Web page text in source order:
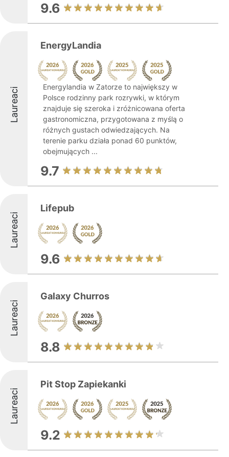
9.6
Laureaci
EnergyLandia
Energylandia w Zatorze to największy w
Polsce rodzinny park rozrywki, w którym
znajduje się szeroka i zróżnicowana oferta
gastronomiczna, przygotowana z myślą o
różnych gustach odwiedzających. Na
terenie parku działa ponad 60 punktów,
obejmujących ...
9.7
Laureaci
Lifepub
9.6
Laureaci
Galaxy Churros
8.8
Laureaci
Pit Stop Zapiekanki
9.2